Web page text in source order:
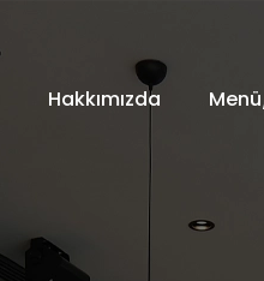
Hakkımızda